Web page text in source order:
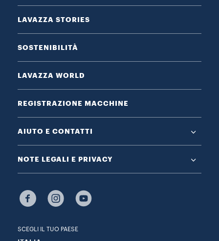
LAVAZZA STORIES
SOSTENIBILITÀ
LAVAZZA WORLD
REGISTRAZIONE MACCHINE
AIUTO E CONTATTI
NOTE LEGALI E PRIVACY
SCEGLI IL TUO PAESE